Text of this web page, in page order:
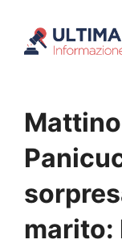
marito: